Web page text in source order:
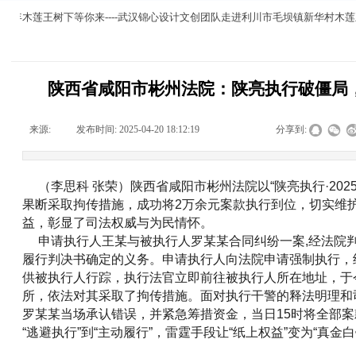
木莲王树下等你来----武汉锦心设计文创团队走进利川市毛坝镇新华村木莲
陕西省咸阳市彬州法院：陕亮执行破僵局
来源: 发布时间: 2025-04-20 18:12:19 分享到:
（李思科 张荣）陕西省咸阳市彬州法院以“陕亮执行
果断采取拘传措施，成功将2万余元案款执行到位，切实维
益，彰显了司法权威与为民情怀。
申请执行人王某与被执行人罗某某合同纠纷一案,经法院
履行判决书确定的义务。申请执行人向法院申请强制执行
供被执行人行踪，执行法官立即前往被执行人所在地址，
所，依法对其采取了拘传措施。面对执行干警的释法明理
罗某某当场承认错误，并紧急筹措资金，当日15时将全部
“逃避执行”到“主动履行”，雷霆手段让“纸上权益”变为“真金